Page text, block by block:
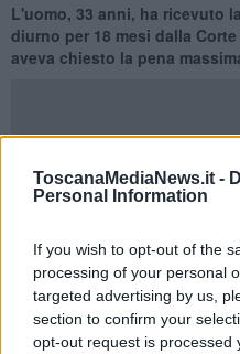
ToscanaMediaNews.it -
Personal Information
If you wish to opt-out of the
processing of your personal
targeted advertising by us,
section to confirm your
opt-out request is processed
L'uomo, 33 anni, ha ricevuto
diurno per 18 mesi dalla
aveva chiesto la pena
FIRENZE —Al termine della
ha disposto una condanna all'
18 mesi per Vasile
33 anni ritenuto responsabile di
motivi di due sue connazionali,
e Maria Denisa Paun di 30.